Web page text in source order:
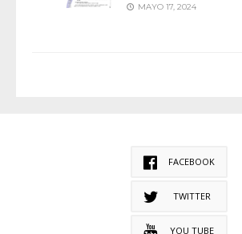
MAYO 17, 2024
FACEBOOK
TWITTER
YOU TUBE